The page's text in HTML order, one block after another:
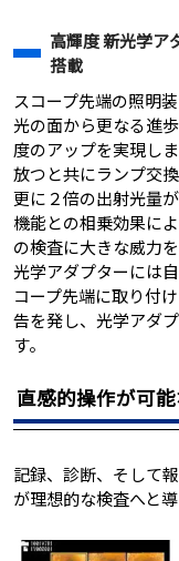
高輝度 新光学ア
搭載
スコープ先端の照明
光の面から更なる進
度のアップを実現し
放つと共にランプ交
更に２倍の出射光量
機能との相乗効果に
の検査に大きな威力
光学アダプターには
コープ先端に取り付
告を発し、光学アダ
す。
直感的操作が可
記録、診断、そして
が理想的な検査へと導